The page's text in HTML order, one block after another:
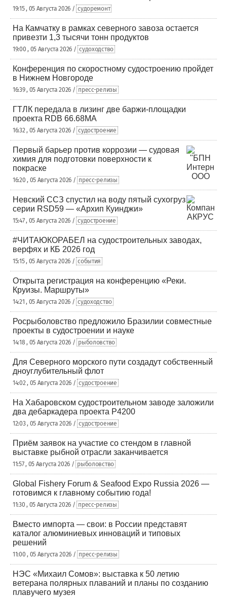
19:15 , 05 Августа 2026 / судоремонт
На Камчатку в рамках северного завоза остается
привезти 1,3 тысячи тонн продуктов
19:00 , 05 Августа 2026 / судоходство
Конференция по скоростному судостроению пройдет
в Нижнем Новгороде
16:39 , 05 Августа 2026 / пресс-релизы
ГТЛК передала в лизинг две баржи-площадки
проекта RDB 66.68МА
16:32 , 05 Августа 2026 / судостроение
Первый барьер против коррозии — судовая
химия для подготовки поверхности к
покраске
16:20 , 05 Августа 2026 / пресс-релизы
Невский ССЗ спустил на воду пятый сухогруз
серии RSD59 — «Архип Куинджи»
15:47 , 05 Августа 2026 / судостроение
#ЧИТАЮКОРАБЕЛ на судостроительных заводах,
верфях и КБ 2026 год
15:15 , 05 Августа 2026 / события
Открыта регистрация на конференцию «Реки.
Круизы. Маршруты»
14:21 , 05 Августа 2026 / судоходство
Росрыболовство предложило Бразилии совместные
проекты в судостроении и науке
14:18 , 05 Августа 2026 / рыболовство
Для Северного морского пути создадут собственный
дноуглубительный флот
14:02 , 05 Августа 2026 / судостроение
На Хабаровском судостроительном заводе заложили
два дебаркадера проекта Р4200
12:03 , 05 Августа 2026 / судостроение
Приём заявок на участие со стендом в главной
выставке рыбной отрасли заканчивается
11:57 , 05 Августа 2026 / рыболовство
Global Fishery Forum & Seafood Expo Russia 2026 —
готовимся к главному событию года!
11:30 , 05 Августа 2026 / пресс-релизы
Вместо импорта — свои: в России представят
каталог алюминиевых инноваций и типовых
решений
11:00 , 05 Августа 2026 / пресс-релизы
НЭС «Михаил Сомов»: выставка к 50 летию
ветерана полярных плаваний и планы по созданию
плавучего музея